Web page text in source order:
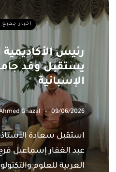
أخبار جميع
رئيس الأكاديمية
يستقبل وفد
الإسبانية
Ghazal 09/06/2026
استقبل سعادة الأستاذ
عبد الغفار إسماعيل
العربية للعلوم